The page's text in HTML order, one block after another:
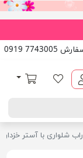
0919
لیست مورد علاقه
سبد خرید
شلواری با آستر خزدار